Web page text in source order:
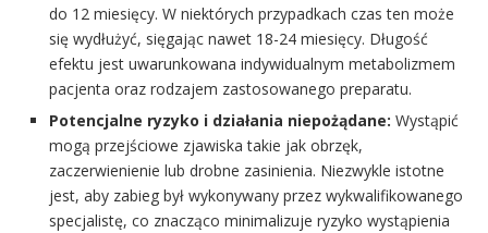
do 12 miesięcy. W niektórych przypadkach czas ten może
się wydłużyć, sięgając nawet 18-24 miesięcy. Długość
efektu jest uwarunkowana indywidualnym metabolizmem
pacjenta oraz rodzajem zastosowanego preparatu.
Potencjalne ryzyko i działania niepożądane: Wystąpić
mogą przejściowe zjawiska takie jak obrzęk,
zaczerwienienie lub drobne zasinienia. Niezwykle istotne
jest, aby zabieg był wykonywany przez wykwalifikowanego
specjalistę, co znacząco minimalizuje ryzyko wystąpienia